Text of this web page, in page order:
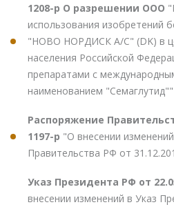
1208-р О разрешении ООО
использования изобретений
"НОВО НОРДИСК А/С" (DK) в
населения Российской
препаратами с
наименованием "Семаглутид""
Распоряжение
1197-р "О внесении
Правительства РФ от
Указ Президента РФ от
внесении изменений в Указ